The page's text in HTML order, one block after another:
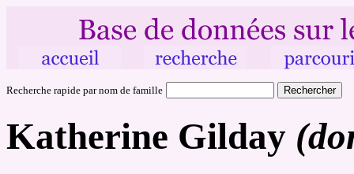
Recherche rapide par nom de famille
Katherine Gilday